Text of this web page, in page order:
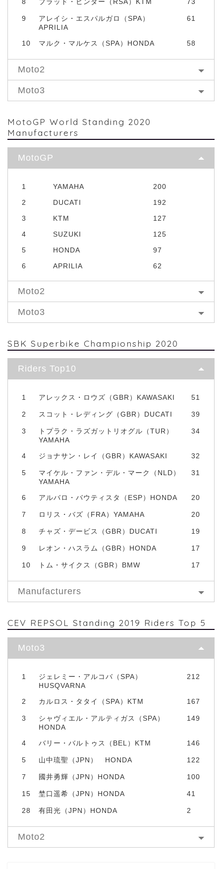
9
アレイシ・エスパルガロ（SPA）
APRILIA
61
10 マルク・マルケス（SPA）HONDA 58
Moto2
Moto3
MotoGP World Standing 2020
Manufacturers
MotoGP
1 YAMAHA
200
2
DUCATI
192
3
KTM
127
4
SUZUKI
125
5
HONDA
97
6
APRILIA 62
Moto2
Moto3
SBK Superbike Championship 2020
Riders Top10
1 アレックス・ロウズ（GBR）KAWASAKI 51
2 スコット・レディング（GBR）DUCATI 39
3
トプラク・ラズガットリオグル（TUR）
YAMAHA
34
4 ジョナサン・レイ（GBR）KAWASAKI 32
5
マイケル・ファン・デル・マーク（NLD）
YAMAHA
31
6 アルバロ・バウティスタ（ESP）HONDA 20
7 ロリス・バズ（FRA）YAMAHA 20
8 チャズ・デービス（GBR）DUCATI 19
9 レオン・ハスラム（GBR）HONDA 17
10 トム・サイクス（GBR）BMW 17
Manufacturers
CEV REPSOL Standing 2019 Riders Top 5
Moto3
1
ジェレミー・アルコバ（SPA）
HUSQVARNA
212
2 カルロス・タタイ（SPA）KTM 167
3
シャヴィエル・アルティガス（SPA）
HONDA
149
4 バリー・バルトゥス（BEL）KTM 146
5 山中琉聖（JPN） HONDA 122
7 國井勇輝（JPN）HONDA 100
15 埜口遥希（JPN）HONDA 41
28 有田光（JPN）HONDA 2
Moto2